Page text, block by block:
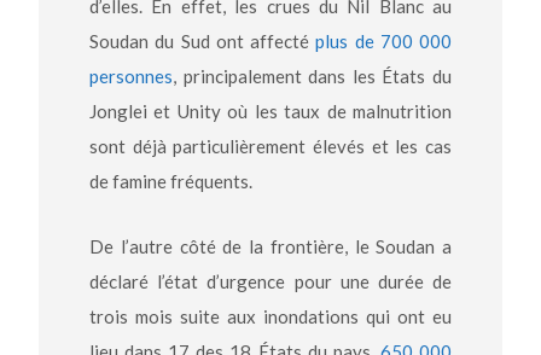
d’elles. En effet, les crues du Nil Blanc au
Soudan du Sud ont affectéplus de 700 000
personnes, principalement dans les États du
Jonglei et Unity où les taux de malnutrition
sont déjà particulièrement élevés et les cas
de famine fréquents.
De l’autre côté de la frontière, le Soudan a
déclaré l’état d’urgence pour une durée de
trois mois suite aux inondations qui ont eu